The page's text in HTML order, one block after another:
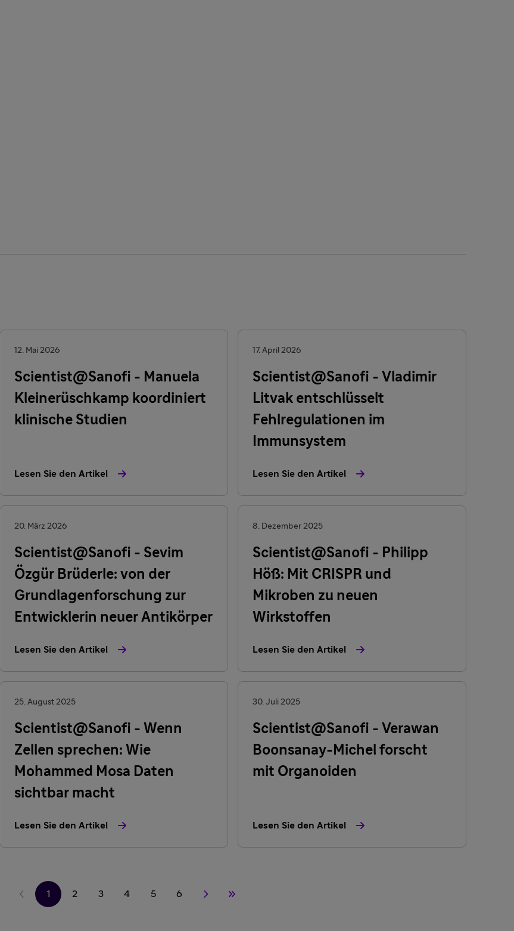
12. Mai 2026
Scientist@Sanofi - Manuela
Kleinerüschkamp koordiniert
klinische Studien
Lesen Sie den Artikel
17. April 2026
Scientist@Sanofi - Vladimir
Litvak entschlüsselt
Fehlregulationen im
Immunsystem
Lesen Sie den Artikel
20. März 2026
Scientist@Sanofi - Sevim
Özgür Brüderle: von der
Grundlagenforschung zur
Entwicklerin neuer Antikörper
Lesen Sie den Artikel
8. Dezember 2025
Scientist@Sanofi - Philipp
Höß: Mit CRISPR und
Mikroben zu neuen
Wirkstoffen
Lesen Sie den Artikel
25. August 2025
Scientist@Sanofi - Wenn
Zellen sprechen: Wie
Mohammed Mosa Daten
sichtbar macht
Lesen Sie den Artikel
30. Juli 2025
Scientist@Sanofi - Verawan
Boonsanay-Michel forscht
mit Organoiden
Lesen Sie den Artikel
1 2 3 4 5 6